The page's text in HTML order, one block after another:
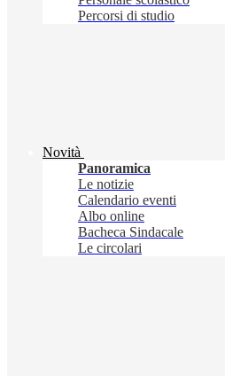
Percorsi di studio
Novità
Panoramica
Le notizie
Calendario eventi
Albo online
Bacheca Sindacale
Le circolari